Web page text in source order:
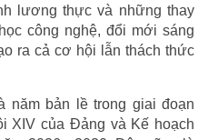
lương thực và những thay
công nghệ, đổi mới sáng
ra cả cơ hội lẫn thách thức
năm bản lề trong giai đoạn
XIV của Đảng và Kế hoạch